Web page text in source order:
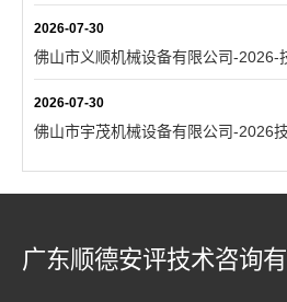
2026-07-30
佛山市义顺机械设备有限公司-2026-
2026-07-30
佛山市宇茂机械设备有限公司-2026
广东顺德安评技术咨询